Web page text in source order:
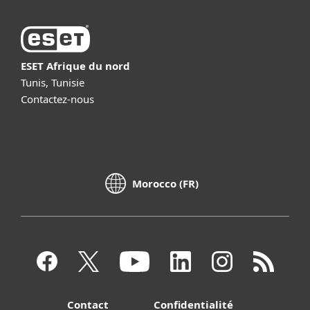
ESET Afrique du nord
Tunis, Tunisie
Contactez-nous
Morocco (FR)
Contact Confidentialité